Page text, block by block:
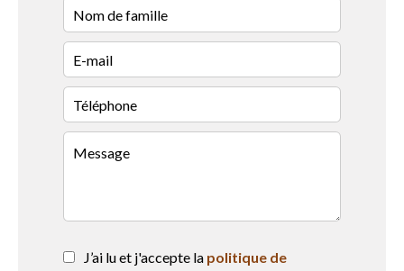
J’ai lu et j'accepte la politique de